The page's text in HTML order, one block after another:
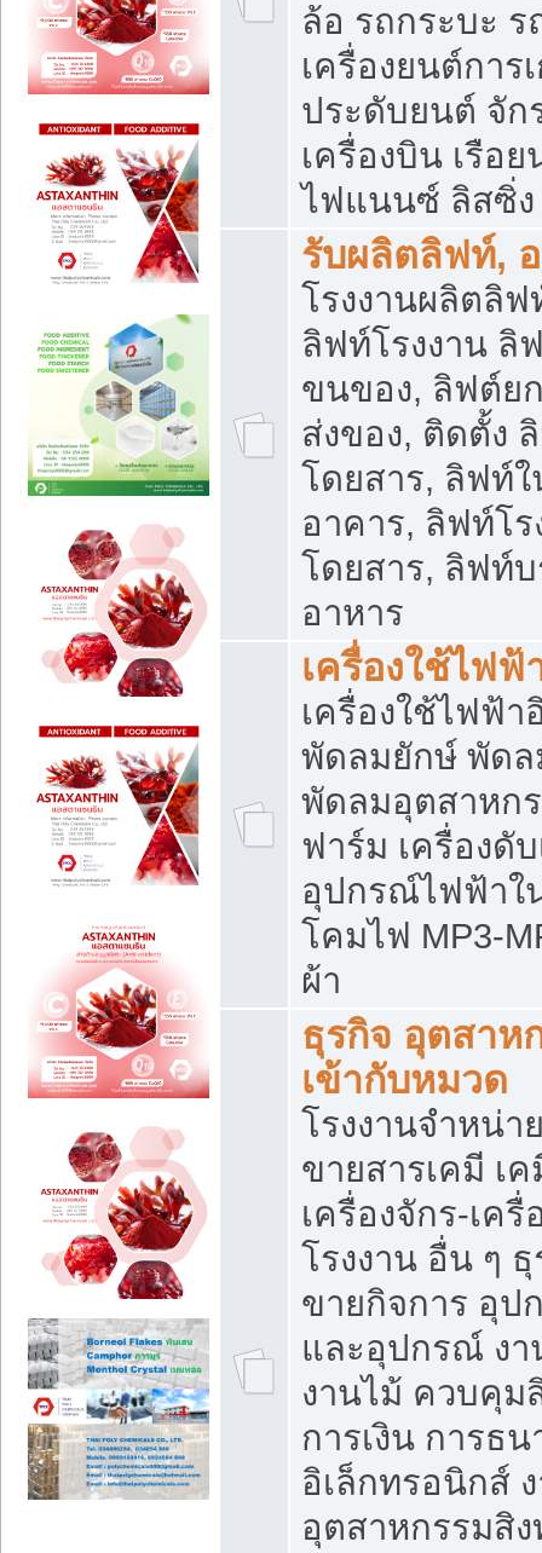
ล้อ รถกระบะ
เครื่องยนต์การ
ประดับยนต์ จัก
เครื่องบิน เรือ
ไฟแนนซ์ ลิสซิ่ง
รับผลิตลิฟท์,
โรงงานผลิตลิ
ลิฟท์โรงงาน ลิ
ขนของ, ลิฟต์ย
ส่งของ, ติดตั้ง
โดยสาร, ลิฟท์
อาคาร, ลิฟท์โ
โดยสาร, ลิฟท์
อาหาร
เครื่องใช้ไฟฟ้
เครื่องใช้ไฟฟ้า
พัดลมยักษ์ พัด
พัดลมอุตสาหก
ฟาร์ม เครื่องดั
อุปกรณ์ไฟฟ้าใ
โคมไฟ MP3-
ผ้า
ธุรกิจ อุตสาห
เข้ากับหมวด
โรงงานจำหน่
ขายสารเคมี เ
เครื่องจักร-เค
โรงงาน อื่น ๆ
ขายกิจการ อุป
และอุปกรณ์ ง
งานไม้ ควบคุม
การเงิน การธ
อิเล็กทรอนิกส์
อุตสาหกรรมสิ